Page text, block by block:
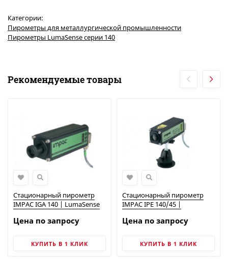
Категории:
Пирометры для металлургической промышленности
Пирометры LumaSense серии 140
Рекомендуемые товары
Стационарный пирометр
IMPAC IGA 140 | LumaSense
Цена по запросу
КУПИТЬ В 1 КЛИК
Стационарный пирометр
IMPAC IPE 140/45 |
Цена по запросу
КУПИТЬ В 1 КЛИК